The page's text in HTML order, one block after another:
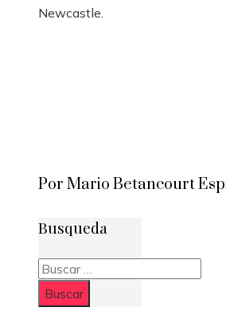
Newcastle.
Por Mario Betancourt
Busqueda
Buscar: